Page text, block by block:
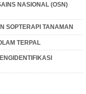
NASIONAL (OSN)
SOPTERAPI TANAMAN
TERPAL